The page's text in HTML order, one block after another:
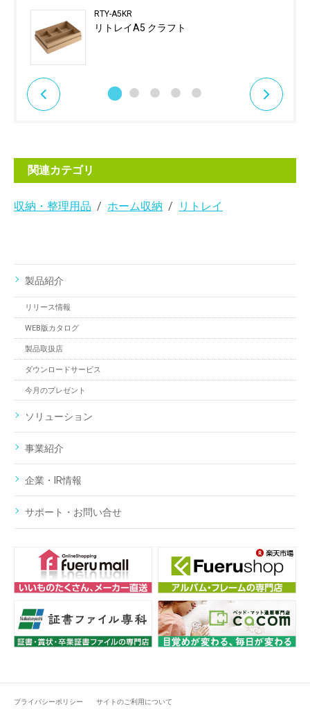
RTY-A5KR
リトレイA5 クラフト
関連カテゴリ
収納・整理用品 ホーム収納 リトレイ
製品紹介
リリース情報
WEB版カタログ
製品取扱店
ダウンロードサービス
今月のプレゼント
ソリューション
事業紹介
企業・IR情報
サポート・お問い合せ
プライバシーポリシー サイトのご利用について